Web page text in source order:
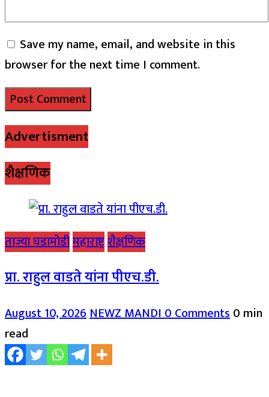
Save my name, email, and website in this
browser for the next time I comment.
Advertisment
शैक्षणिक
ताज्या घडामोडीमहाराष्ट्रशैक्षणिक
प्रा. राहुल वाडते यांना पीएच.डी.
August 10, 2026NEWZ MANDI0 Comments0 min
read